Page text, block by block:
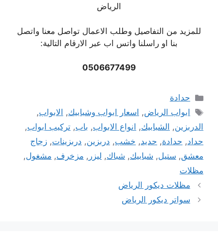
الرياض
للمزيد من التفاصيل وطلب الاعمال تواصل معنا واتصل
بنا او راسلنا واتس اب عبر الارقام التالية:
0506677499
التصنيفات
حدادة
الوسوم
ابواب الرياض, اسعار ابواب وشبابيك, الابواب,
الدربزين, الشبابيك, انواع الابواب, باب, تركيب ابواب,
حداد, حدادة, حديد, خشب, دربزين, دربزينات, زجاج
معشق, ستيل, شبابيك, شباك, ليزر , مزخرف, مشغول,
مظلات
مظلات ديكور الرياض
سواتر ديكور الرياض